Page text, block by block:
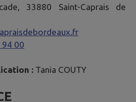
33880 Saint-Caprais de
94 00
: Tania COUTY